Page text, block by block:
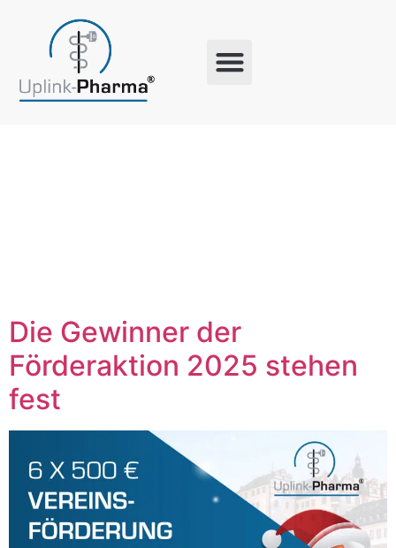
Die Gewinner der
Förderaktion 2025 stehen
fest